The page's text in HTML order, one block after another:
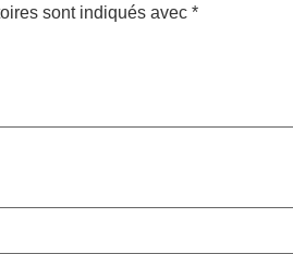
sont indiqués avec *